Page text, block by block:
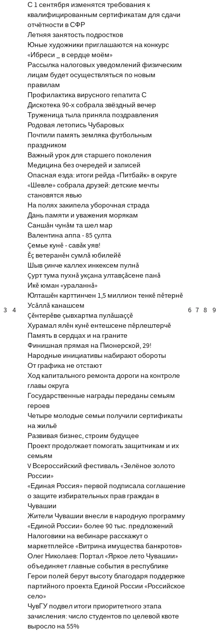
3 4
С 1 сентября изменятся требования к
квалифицированным сертификатам для сдачи
отчётности в СФР
Летняя занятость подростков
Юные художники приглашаются на конкурс
«Ибреси _ в сердце моём»
Рассылка налоговых уведомлений физическим
лицам будет осуществляться по новым
правилам
Профилактика вирусного гепатита С
Дискотека 90-х собрала звёздный вечер
Труженица тыла приняла поздравления
Родовая летопись Чубаровых
Почтили память земляка футбольным
праздником
Важный урок для старшего поколения
Медицина без очередей и записей
Опасная езда: итоги рейда «Питбайк» в округе
«Шевле» собрала друзей: детские мечты
становятся явью
На полях закипела уборочная страда
Дань памяти и уважения морякам
Саншăн чунăм та шел мар
Валентина аппа - 85 çулта
Çемье кунĕ - савăк уяв!
Ĕç ветеранĕн сумлă юбилейĕ
Шыв çинче каллех инкексем пулнă
Çурт тума пухнă укçана ултавçăсене панă
Икĕ юман «ураланнă»
Юлташĕн карттинчен 1,5 миллион тенкĕ пĕтернĕ
Усăллă канашсем
Çĕнтерĕве çывхартма пулăшаççĕ
Хурамал ялĕн кунĕ ентешсене пĕрлештерчĕ
Память в сердцах и на граните
Финишная прямая на Пионерской, 29!
Народные инициативы набирают обороты
От графика не отстают
Ход капитального ремонта дороги на контроле
главы округа
Государственные награды переданы семьям
героев
Четыре молодые семьи получили сертификаты
на жильё
Развивая бизнес, строим будущее
Проект продолжает помогать защитникам и их
семьям
V Всероссийский фестиваль «Зелёное золото
России»
«Единая Россия» первой подписала соглашение
о защите избирательных прав граждан в
Чувашии
Жители Чувашии внесли в народную программу
«Единой России» более 90 тыс. предложений
Налоговики на вебинаре расскажут о
маркетплейсе «Витрина имущества банкротов»
Олег Николаев: Портал «Яркое лето Чувашии»
объединяет главные события в республике
Герои полей берут высоту благодаря поддержке
партийного проекта Единой России «Российское
село»
ЧувГУ подвел итоги приоритетного этапа
зачисления: число студентов по целевой квоте
выросло на 55%
6 7 8 9